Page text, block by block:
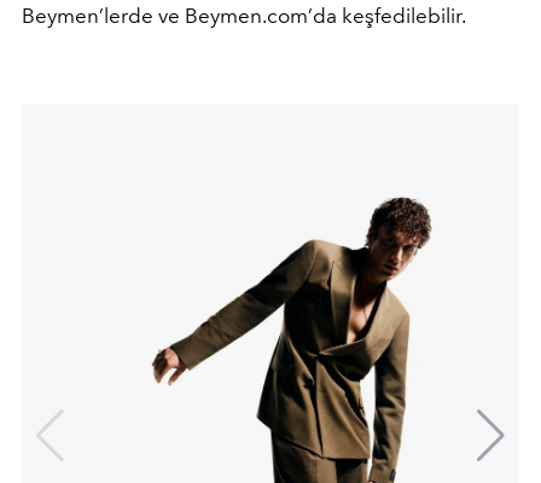
Beymen’lerde ve Beymen.com’da keşfedilebilir.